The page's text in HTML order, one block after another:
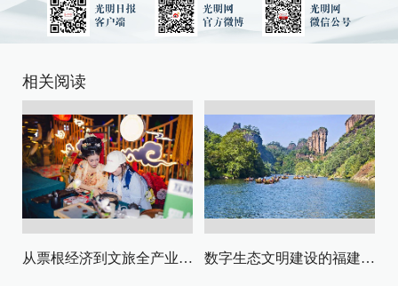
相关阅读
从票根经济到文旅全产业链升级 数字生态文明建设的福建路径与启示